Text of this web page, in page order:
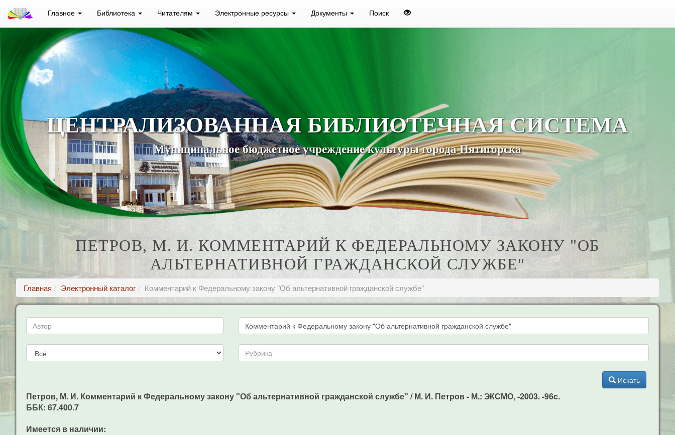
Главное Библиотека Читателям Электронные ресурсы Документы Поиск
ЦЕНТРАЛИЗОВАННАЯ БИБЛИОТЕЧНАЯ СИСТЕМА
Муниципальное бюджетное учреждение культуры города Пятигорска
ПЕТРОВ, М. И. КОММЕНТАРИЙ К ФЕДЕРАЛЬНОМУ ЗАКОНУ "ОБ
АЛЬТЕРНАТИВНОЙ ГРАЖДАНСКОЙ СЛУЖБЕ"
Главная Электронный каталог Комментарий к Федеральному закону "Об альтернативной гражданской службе"
Искать
Петров, М. И. Комментарий к Федеральному закону "Об альтернативной гражданской службе" / М. И. Петров - М.: ЭКСМО, -2003. -96c.
ББК: 67.400.7
Имеется в наличии: